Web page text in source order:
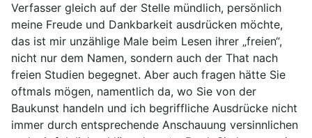
Verfasser gleich auf der Stelle mündlich, persönlich
meine Freude und Dankbarkeit ausdrücken möchte,
das ist mir unzählige Male beim Lesen ihrer „freien“,
nicht nur dem Namen, sondern auch der That nach
freien Studien begegnet. Aber auch fragen hätte Sie
oftmals mögen, namentlich da, wo Sie von der
Baukunst handeln und ich begriffliche Ausdrücke nicht
immer durch entsprechende Anschauung versinnlichen